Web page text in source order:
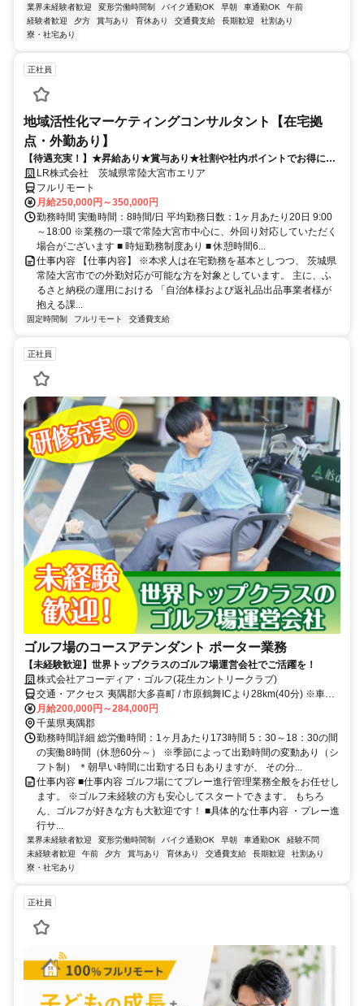
業界未経験者歓迎 変形労働時間制 バイク通勤OK 早朝 車通勤OK
午前
経験者歓迎
夕方 賞与あり 育休あり 交通費支給 長期歓迎
社割あり
寮・社宅あり
正社員
地域活性化マーケティングコンサルタント【在宅拠
点・外勤あり】
【待遇充実！】★昇給あり★賞与あり★社割や社内ポイントでお得に買
い物も！
LR株式会社 茨城県常陸大宮市エリア
フルリモート
月給250,000円～350,000円
勤務時間 実働時間：8時間/日 平均勤務日数：1ヶ月あたり20日 9:00
～18:00 ※業務の一環で常陸大宮市中心に、外回り対応していただく
場合がございます ■ 時短勤務制度あり ■ 休憩時間6...
仕事内容 【仕事内容】 ※本求人は在宅勤務を基本としつつ、 茨城県
常陸大宮市での外勤対応が可能な方を対象としています。 主に、ふ
るさと納税の運用における 「自治体様および返礼品出品事業者様が
抱える課...
固定時間制 フルリモート 交通費支給
正社員
ゴルフ場のコースアテンダント ポーター業務
【未経験歓迎】世界トップクラスのゴルフ場運営会社でご活躍を！
株式会社アコーディア・ゴルフ(花生カントリークラブ)
交通・アクセス 夷隅郡大多喜町 / 市原鶴舞ICより28km(40分) ※車・
バイク通勤OK
月給200,000円～284,000円
千葉県夷隅郡
勤務時間詳細 総労働時間：1ヶ月あたり173時間 5：30～18：30の間
の実働8時間（休憩60分～） ※季節によって出勤時間の変動あり（シ
フト制） ＊朝早い時間に出勤する日もありますが、 その分...
仕事内容 ■仕事内容 ゴルフ場にてプレー進行管理業務全般をお任せし
ます。 ※ゴルフ未経験の方も安心してスタートできます。 もちろ
ん、ゴルフが好きな方も大歓迎です！ ■具体的な仕事内容 ・プレー進
行サ...
業界未経験者歓迎 変形労働時間制 バイク通勤OK 早朝 車通勤OK
経験不問
未経験者歓迎
午前 夕方 賞与あり 育休あり 交通費支給 長期歓迎
社割あり
寮・社宅あり
正社員